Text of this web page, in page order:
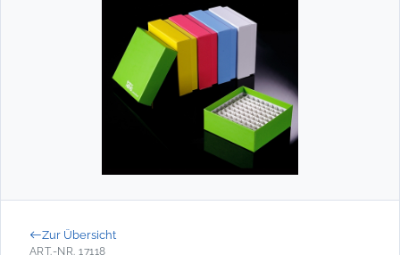
Zur Übersicht
ART.-NR. 17118